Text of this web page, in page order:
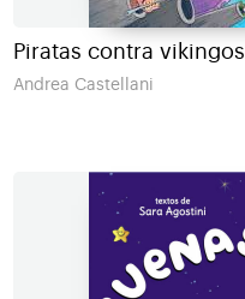
Piratas contra vikingos
Andrea Castellani